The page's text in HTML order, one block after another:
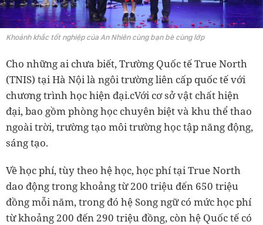
Khoảnh khắc tốt nghiệp của An Nhiên cùng bạn bè cùng lớp
Cho những ai chưa biết, Trường Quốc tế True North
(TNIS) tại Hà Nội là ngôi trường liên cấp quốc tế với
chương trình học hiện đại.cVới cơ sở vật chất hiện
đại, bao gồm phòng học chuyên biệt và khu thể thao
ngoài trời, trường tạo môi trường học tập năng động,
sáng tạo.
Về học phí, tùy theo hệ học, học phí tại True North
dao động trong khoảng từ 200 triệu đến 650 triệu
đồng mỗi năm, trong đó hệ Song ngữ có mức học phí
từ khoảng 200 đến 290 triệu đồng, còn hệ Quốc tế có